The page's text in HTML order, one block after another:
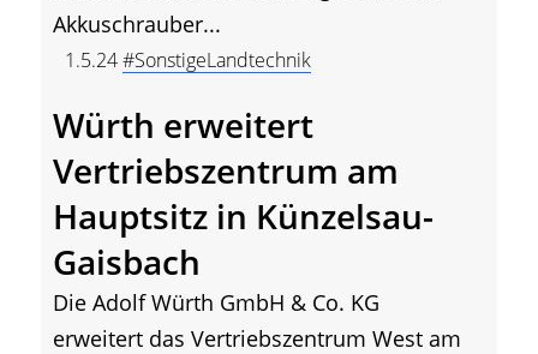
Akkuschrauber...
1.5.24#SonstigeLandtechnik
Würth erweitert
Vertriebszentrum am
Hauptsitz in Künzelsau-
Gaisbach
Die Adolf Würth GmbH & Co. KG
erweitert das Vertriebszentrum West am